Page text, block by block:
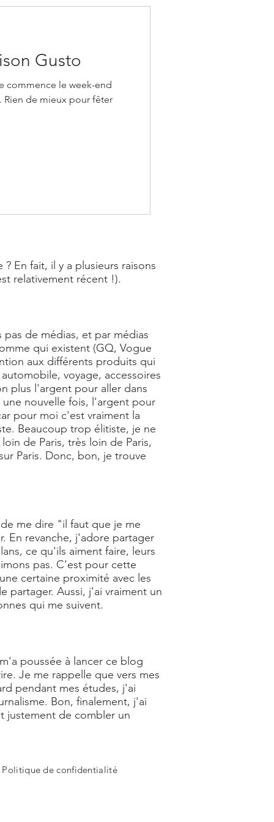
Gusto
commence le week-end
de mieux pour fêter
En fait, il y a plusieurs raisons
relativement récent !).
de médias, et par médias
qui existent (GQ, Vogue
aux différents produits qui
voyage, accessoires
plus l'argent pour aller dans
nouvelle fois, l'argent pour
pour moi c'est vraiment la
Beaucoup trop élitiste, je ne
de Paris, très loin de Paris,
Paris. Donc, bon, je trouve
me dire "il faut que je me
En revanche, j'adore partager
ce qu'ils aiment faire, leurs
pas. C'est pour cette
certaine proximité avec les
partager. Aussi, j'ai vraiment un
qui me suivent.
poussée à lancer ce blog
Je me rappelle que vers mes
pendant mes études, j'ai
Bon, finalement, j'ai
justement de combler un
Politique de confidentialité